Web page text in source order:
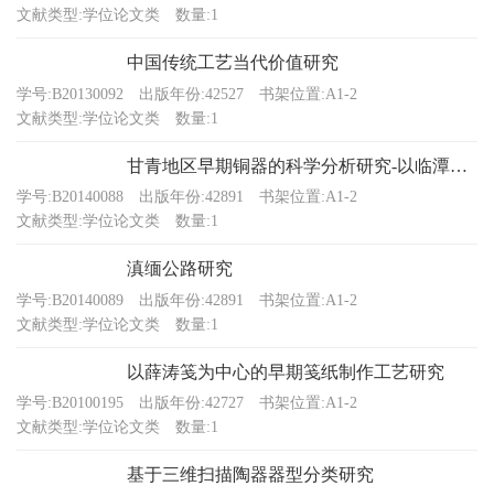
文献类型:学位论文类
数量:1
中国传统工艺当代价值研究
学号:B20130092 出版年份:42527
书架位置:A1-2
文献类型:学位论文类
数量:1
甘青地区早期铜器的科学分析研究-以临潭磨沟遗址出土铜器为研究
学号:B20140088 出版年份:42891
书架位置:A1-2
文献类型:学位论文类
数量:1
滇缅公路研究
学号:B20140089 出版年份:42891
书架位置:A1-2
文献类型:学位论文类
数量:1
以薛涛笺为中心的早期笺纸制作工艺研究
学号:B20100195 出版年份:42727
书架位置:A1-2
文献类型:学位论文类
数量:1
基于三维扫描陶器器型分类研究